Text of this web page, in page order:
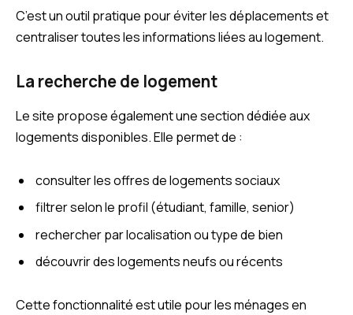
C’est un outil pratique pour éviter les déplacements et
centraliser toutes les informations liées au logement.
La recherche de logement
Le site propose également une section dédiée aux
logements disponibles. Elle permet de :
consulter les offres de logements sociaux
filtrer selon le profil (étudiant, famille, senior)
rechercher par localisation ou type de bien
découvrir des logements neufs ou récents
Cette fonctionnalité est utile pour les ménages en